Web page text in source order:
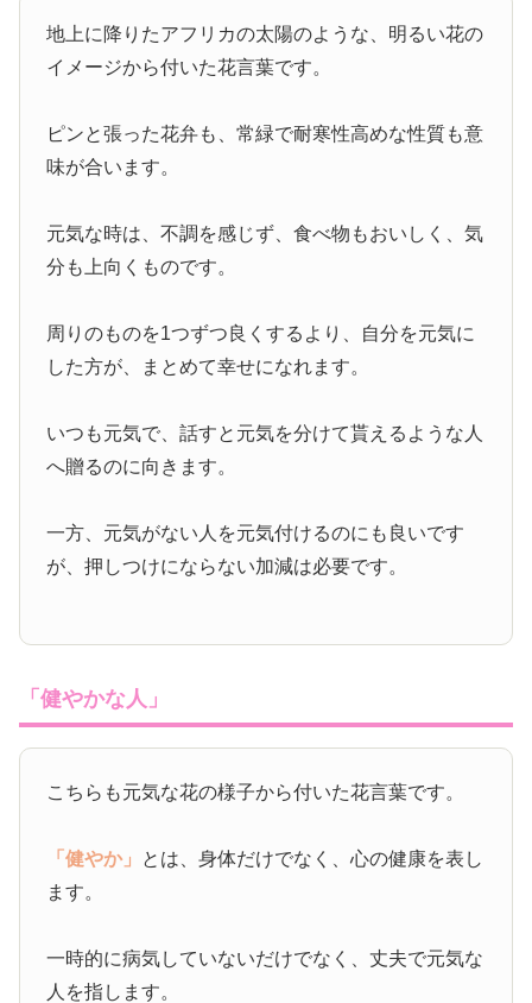
地上に降りたアフリカの太陽のような、明るい花の
イメージから付いた花言葉です。
ピンと張った花弁も、常緑で耐寒性高めな性質も意
味が合います。
元気な時は、不調を感じず、食べ物もおいしく、気
分も上向くものです。
周りのものを1つずつ良くするより、自分を元気に
した方が、まとめて幸せになれます。
いつも元気で、話すと元気を分けて貰えるような人
へ贈るのに向きます。
一方、元気がない人を元気付けるのにも良いです
が、押しつけにならない加減は必要です。
「健やかな人」
こちらも元気な花の様子から付いた花言葉です。
「健やか」 とは、身体だけでなく、心の健康を表し
ます。
一時的に病気していないだけでなく、丈夫で元気な
人を指します。